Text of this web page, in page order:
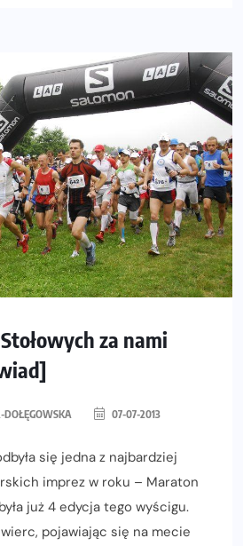
za nami
07-07-2013
się jedna z najbardziej
imprez w roku – Maraton
już 4 edycja tego wyścigu.
pojawiając się na mecie